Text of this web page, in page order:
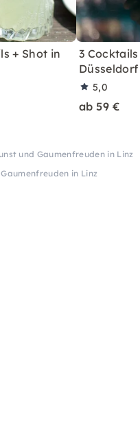
+ Shot in
3
Düsseldorf
5,0
ab 59 €
und Gaumenfreuden in Linz
in Linz